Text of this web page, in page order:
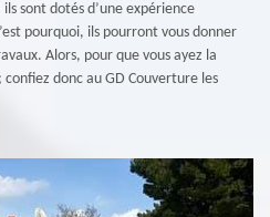
sont dotés d’une expérience
pourquoi, ils pourront vous donner
Alors, pour que vous ayez la
donc au GD Couverture les